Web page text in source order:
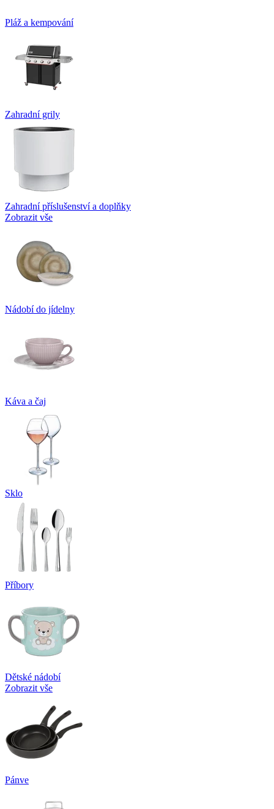
Pláž a kempování
Zahradní grily
Zahradní příslušenství a doplňky
Zobrazit vše
Nádobí do jídelny
Káva a čaj
Sklo
Příbory
Dětské nádobí
Zobrazit vše
Pánve